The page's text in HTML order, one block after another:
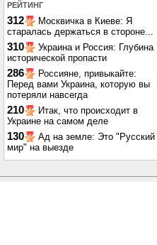
РЕЙТИНГ
312
Москвичка в Киеве: Я
старалась держаться в стороне...
310
Украина и Россия: Глубина
исторической пропасти
286
Россияне, привыкайте:
Перед вами Украина, которую вы
потеряли навсегда
210
Итак, что происходит в
Украине на самом деле
130
Ад на земле: Это "Русский
мир" на выезде